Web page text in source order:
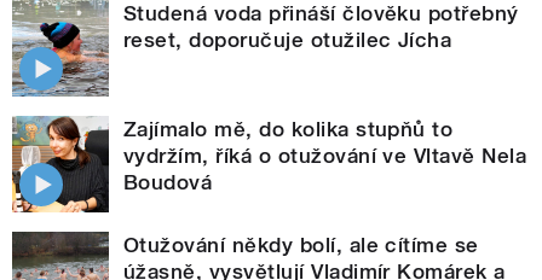
Studená voda přináší člověku potřebný
reset, doporučuje otužilec Jícha
Zajímalo mě, do kolika stupňů to
vydržím, říká o otužování ve Vltavě Nela
Boudová
Otužování někdy bolí, ale cítíme se
úžasně, vysvětlují Vladimír Komárek a